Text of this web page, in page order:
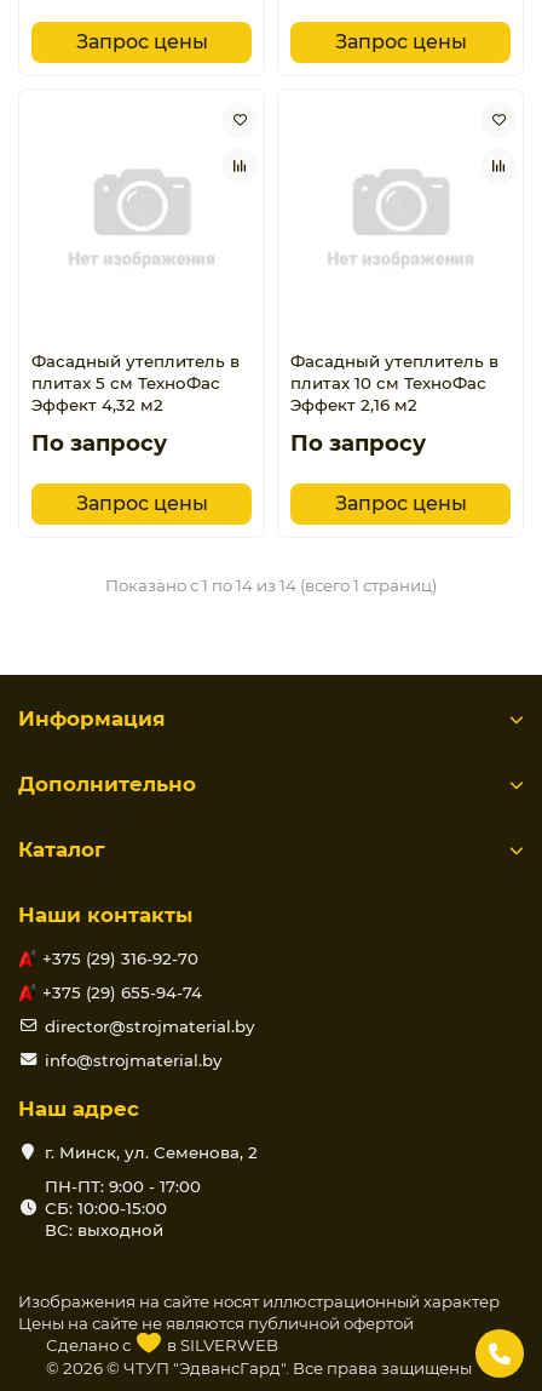
Запрос цены Запрос цены
Фасадный утеплитель в
плитах 5 см ТехноФас
Эффект 4,32 м2
По запросу
Запрос цены
Фасадный утеплитель в
плитах 10 см ТехноФас
Эффект 2,16 м2
По запросу
Запрос цены
Показано с 1 по 14 из 14 (всего 1 страниц)
Информация
Дополнительно
Каталог
Наши контакты
+375 (29) 316-92-70
+375 (29) 655-94-74
director@strojmaterial.by
info@strojmaterial.by
Наш адрес
г. Минск, ул. Семенова, 2
ПН-ПТ: 9:00 - 17:00
СБ: 10:00-15:00
ВС: выходной
Изображения на сайте носят иллюстрационный характер
Цены на сайте не являются публичной офертой
Сделано с
вSILVERWEB
© 2026 © ЧТУП "ЭдвансГард". Все права защищены